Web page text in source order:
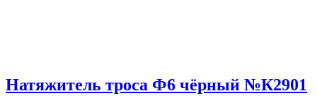
Натяжитель троса Ф6 чёрный №К2901